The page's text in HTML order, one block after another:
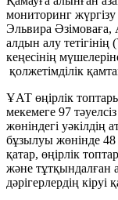
мониторинг
Эльвира
алдын алу
кеңесінің
қолжетімділік
ҰАТ өңірлік
мекемеге 97
жөніндегі уәкілдің
бұзылуы жөнінде 48
қатар, өңірлік
және тұтқындалған
дәрігерлердің кіруі